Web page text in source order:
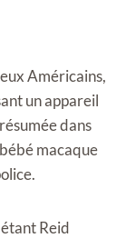
Américains,
un appareil
dans
macaque
Reid